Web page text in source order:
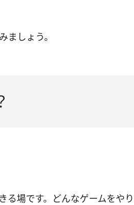
しょう。
る場です。どんなゲームをやり